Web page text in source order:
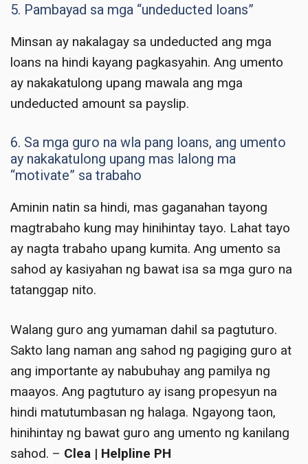
5. Pambayad sa mga “undeducted loans”
Minsan ay nakalagay sa undeducted ang mga
loans na hindi kayang pagkasyahin. Ang umento
ay nakakatulong upang mawala ang mga
undeducted amount sa payslip.
6. Sa mga guro na wla pang loans, ang umento
ay nakakatulong upang mas lalong ma
“motivate” sa trabaho
Aminin natin sa hindi, mas gaganahan tayong
magtrabaho kung may hinihintay tayo. Lahat tayo
ay nagta trabaho upang kumita. Ang umento sa
sahod ay kasiyahan ng bawat isa sa mga guro na
tatanggap nito.
Walang guro ang yumaman dahil sa pagtuturo.
Sakto lang naman ang sahod ng pagiging guro at
ang importante ay nabubuhay ang pamilya ng
maayos. Ang pagtuturo ay isang propesyun na
hindi matutumbasan ng halaga. Ngayong taon,
hinihintay ng bawat guro ang umento ng kanilang
sahod. – Clea | Helpline PH